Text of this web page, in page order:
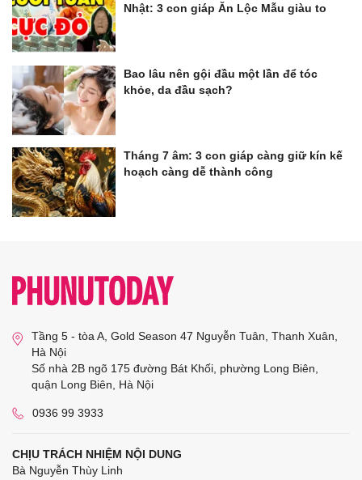
Nhật: 3 con giáp Ăn Lộc Mẫu giàu to
Bao lâu nên gội đầu một lần để tóc
khỏe, da đầu sạch?
Tháng 7 âm: 3 con giáp càng giữ kín kế
hoạch càng dễ thành công
Tầng 5 - tòa A, Gold Season 47 Nguyễn Tuân, Thanh Xuân,
Hà Nội
Số nhà 2B ngõ 175 đường Bát Khối, phường Long Biên,
quận Long Biên, Hà Nội
0936 99 3933
CHỊU TRÁCH NHIỆM NỘI DUNG
Bà Nguyễn Thùy Linh